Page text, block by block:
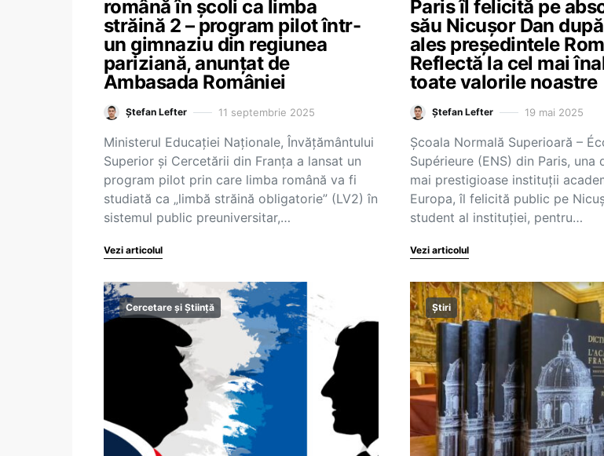
română în școli ca limba
străină 2 – program pilot într-
un gimnaziu din regiunea
pariziană, anunțat de
Ambasada României
Ștefan Lefter 11 septembrie 2025
Ministerul Educației Naționale, Învățământului
Superior și Cercetării din Franța a lansat un
program pilot prin care limba română va fi
studiată ca „limbă străină obligatorie” (LV2) în
sistemul public preuniversitar,…
Vezi articolul
Paris îl felicită pe
său Nicușor Dan
ales președintele
Reflectă la cel mai
toate valorile noastre
Ștefan Lefter 19 mai 2025
Școala Normală Superioară –
Supérieure (ENS) din Paris, una
mai prestigioase instituții
Europa, îl felicită public pe
student al instituției, pentru…
Vezi articolul
Cercetare și Știință Știri